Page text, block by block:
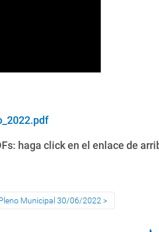
haga click en el enlace de
Municipal 30/06/2022